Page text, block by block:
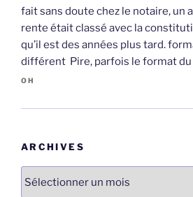
fait sans doute chez le notaire, un
rente était classé avec la
qu’il est des années plus tard.
différent Pire, parfois le format du
OH
ARCHIVES